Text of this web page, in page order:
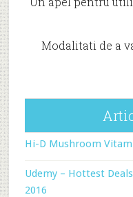
Modalitati de a
Hi-D Mushroom
Udemy – Hottest
2016